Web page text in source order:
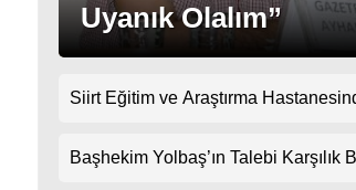
Uyanık Olalım”
Siirt Eğitim ve Araştırma
Randevularda Bekleme Süresi
Başhekim Yolbaş’ın Talebi Karşılık